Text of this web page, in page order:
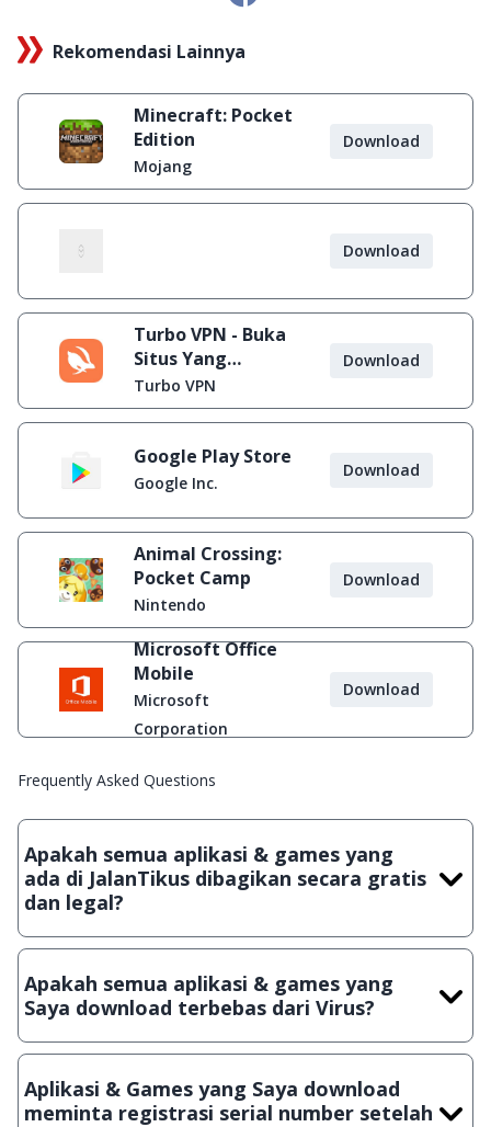
Rekomendasi Lainnya
Minecraft: Pocket
Edition
Mojang
Download
Download
Turbo VPN - Buka
Situs Yang
Diblokir
Turbo VPN
Download
Google Play Store
Google Inc.
Download
Animal Crossing:
Pocket Camp
Nintendo
Download
Microsoft Office
Mobile
Microsoft
Corporation
Download
Frequently Asked Questions
Apakah semua aplikasi & games yang
ada di JalanTikus dibagikan secara gratis
dan legal?
Ya, JalanTikus hanya membagikan aplikasi & games yang
crack, patch atau semacamnya.
Apakah semua aplikasi & games yang
Saya download terbebas dari Virus?
Ya, JalanTikus selalu melakukan scanning dengan 3 jenis
suatu aplikasi atau games, sehingga bisa dijamin 100%
terbebas dari virus.
Aplikasi & Games yang Saya download
meminta registrasi serial number setelah